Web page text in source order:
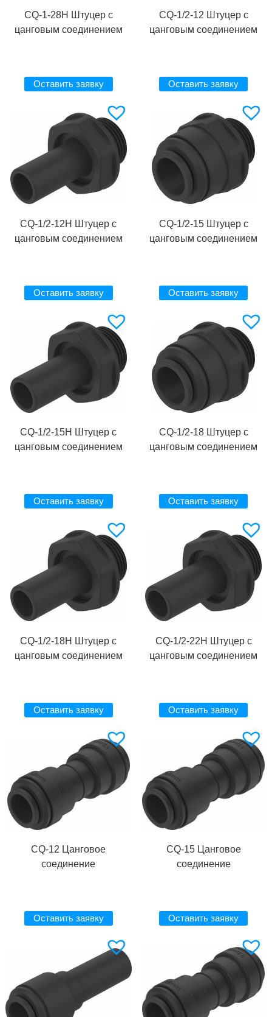
CQ-1-28H Штуцер с
цанговым соединением
Оставить заявку
CQ-1/2-12 Штуцер с
цанговым соединением
Оставить заявку
CQ-1/2-12H Штуцер с
цанговым соединением
Оставить заявку
CQ-1/2-15 Штуцер с
цанговым соединением
Оставить заявку
CQ-1/2-15H Штуцер с
цанговым соединением
Оставить заявку
CQ-1/2-18 Штуцер с
цанговым соединением
Оставить заявку
CQ-1/2-18H Штуцер с
цанговым соединением
Оставить заявку
CQ-1/2-22H Штуцер с
цанговым соединением
Оставить заявку
CQ-12 Цанговое
соединение
Оставить заявку
CQ-15 Цанговое
соединение
Оставить заявку